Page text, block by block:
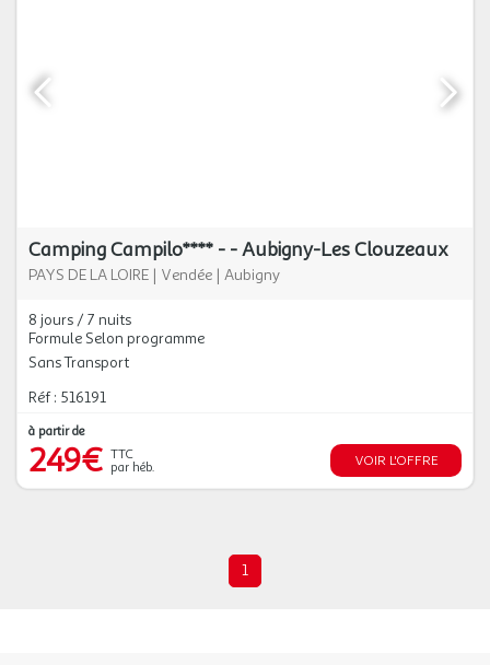
Camping Campilo**** - - Aubigny-Les Clouzeaux
PAYS DE LA LOIRE | Vendée | Aubigny
8 jours / 7 nuits
Formule Selon programme
Sans Transport
Réf : 516191
à partir de
249€ TTC
par héb.
VOIR L'OFFRE
1